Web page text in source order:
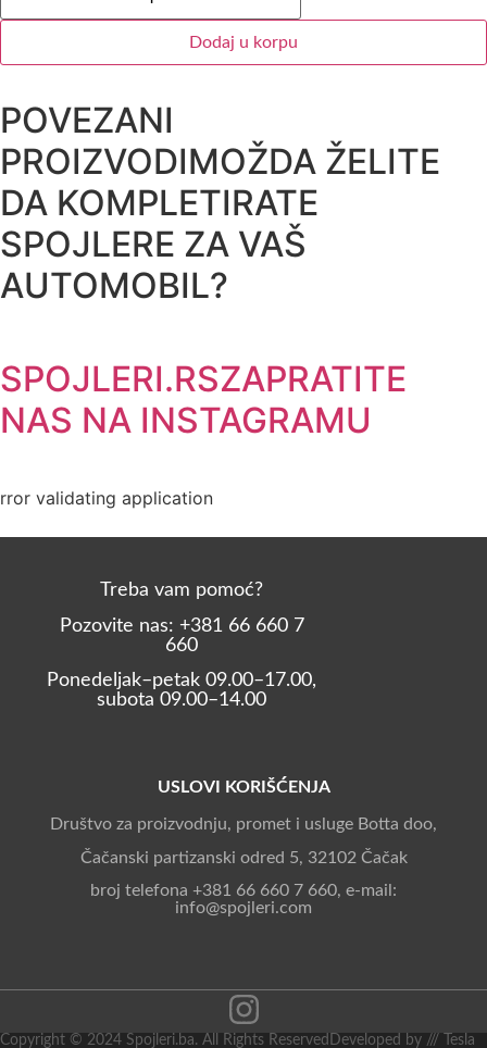
Dodaj u korpu
POVEZANI
PROIZVODIMOŽDA ŽELITE
DA KOMPLETIRATE
SPOJLERE ZA VAŠ
AUTOMOBIL?
SPOJLERI.RSZAPRATITE
NAS NA INSTAGRAMU
validating application
USLOVI KORIŠĆENJA
Društvo za proizvodnju, promet i usluge Botta doo,
Čačanski partizanski odred 5, 32102 Čačak
broj telefona +381 66 660 7 660, e-mail:
info@spojleri.com
Treba vam pomoć?
Pozovite nas: +381 66 660 7
660
Ponedeljak–petak 09.00–17.00,
subota 09.00–14.00
Copyright © 2024 Spojleri.ba. All Rights Reserved Developed by /// Tesla